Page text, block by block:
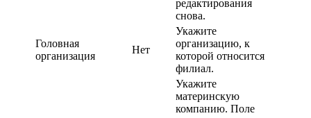
редактирования
снова.
Головная
организация
Нет
Укажите
организацию, к
которой относится
филиал.
Укажите
материнскую
компанию. Поле